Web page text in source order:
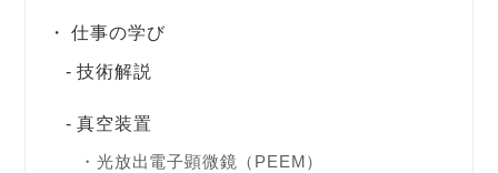
仕事の学び
技術解説
真空装置
光放出電子顕微鏡（PEEM）